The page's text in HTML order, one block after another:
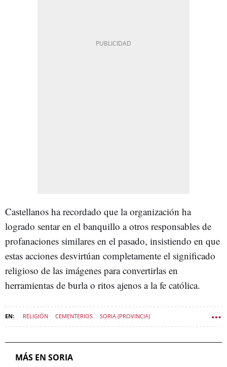
Castellanos ha recordado que la organización ha
logrado sentar en el banquillo a otros responsables de
profanaciones similares en el pasado, insistiendo en que
estas acciones desvirtúan completamente el significado
religioso de las imágenes para convertirlas en
herramientas de burla o ritos ajenos a la fe católica.
RELIGIÓN CEMENTERIOS SORIA (PROVINCIA)
MÁS EN SORIA